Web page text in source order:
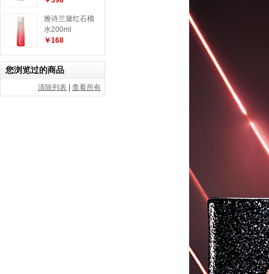
雅诗兰黛红石榴
水200ml
￥168
您浏览过的商品
清除列表 查看所有